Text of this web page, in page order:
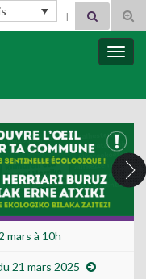
Search for:
mars à 10h
21 mars 2025